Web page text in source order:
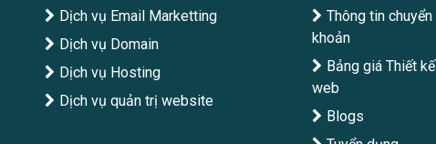
Dịch vụ Email Marketting
Dịch vụ Domain
Dịch vụ Hosting
Dịch vụ quản trị website
Thông tin chuyển
khoản
Bảng giá Thiết kế
web
Blogs